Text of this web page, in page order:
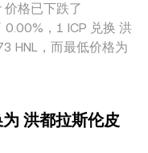
格已下跌了
，1 ICP 兑换 洪
HNL，而最低价格为
洪都拉斯伦皮